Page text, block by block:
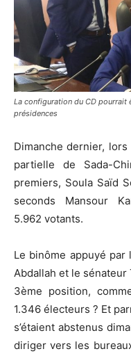
La configuration du CD pourrait
présidences
Dimanche dernier,
partielle de Sada-
premiers, Soula Saïd
seconds Mansour
5.962 votants.
Le binôme appuyé par
Abdallah et le
3ème position,
1.346 électeurs ? Et
s’étaient abstenus
diriger vers les